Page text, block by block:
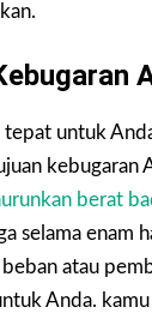
tepat untuk
kebugaran
berat
selama enam
atau
Anda.